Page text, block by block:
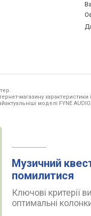
магазину характеристики
моделі FYNE AUDIO.
Музичний
помилитися
Ключові критерії
оптимальні